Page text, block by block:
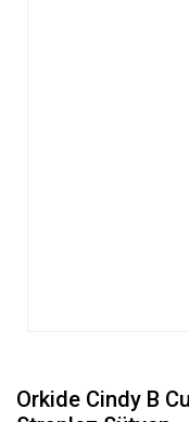
Orkide Cindy B